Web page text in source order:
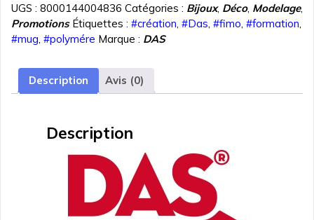
POLYMERE
DAS
SMART
FROID
UGS : 8000144004836 Catégories : Bijoux, Déco, Modelage,
Promotions Étiquettes : #création #Das #fimo #formation
#mug #polymére Marque : DAS
Description Avis (0)
Description